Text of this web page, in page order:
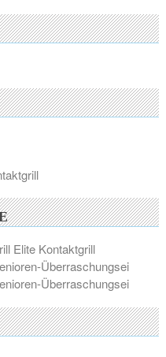
Elite Kontaktgrill
Überraschungsei
Überraschungsei